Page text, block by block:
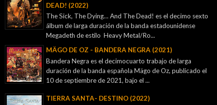
DEAD! (2022)
The Sick, The Dying… And The Dead! es el decimo sexto
álbum de larga duración de la banda estadounidense
Megadeth de estilo Heavy Metal/Ro...
MÄGO DE OZ - BANDERA NEGRA (2021)
Bandera Negra es el decimocuarto trabajo de larga
duración de la banda española Mägo de Oz, publicado el
10 de septiembre de 2021, bajo el ...
TIERRA SANTA- DESTINO (2022)